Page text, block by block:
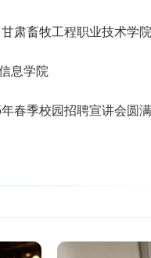
肃畜牧工程职业技术学
息学院
春季校园招聘宣讲会圆